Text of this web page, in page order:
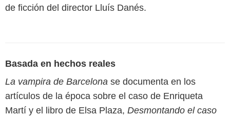
de ficción del director Lluís Danés.
Basada en hechos reales
La vampira de Barcelona se documenta en los
artículos de la época sobre el caso de Enriqueta
Martí y el libro de Elsa Plaza, Desmontando el caso